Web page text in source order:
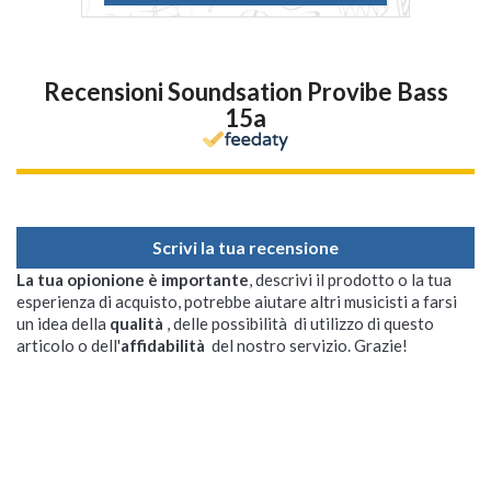
Recensioni Soundsation Provibe Bass
15a
Scrivi la tua recensione
La tua opionione è importante, descrivi il prodotto o la tua
esperienza di acquisto, potrebbe aiutare altri musicisti a farsi
un idea della qualità , delle possibilità di utilizzo di questo
articolo o dell'affidabilità del nostro servizio. Grazie!